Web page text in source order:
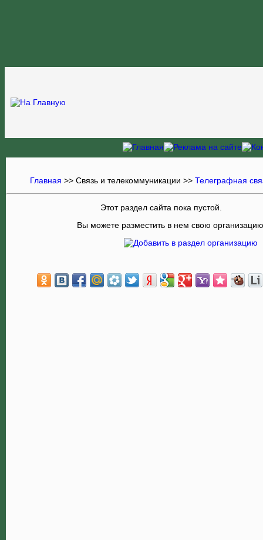
Главная >> Связь и телекоммуникации >> Телеграфная
Этот раздел сайта пока пустой.
Вы можете разместить в нем свою организацию